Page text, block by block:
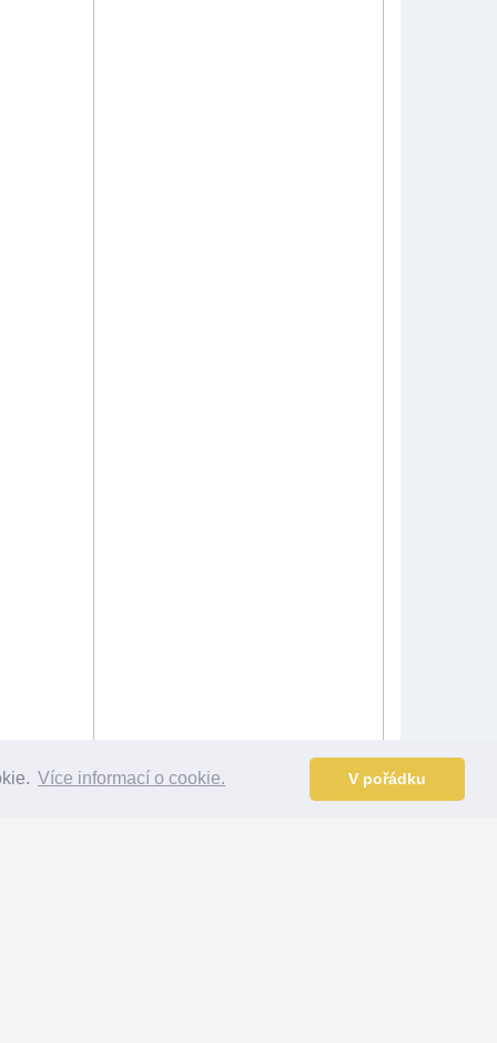
Více informací o cookie. V pořádku